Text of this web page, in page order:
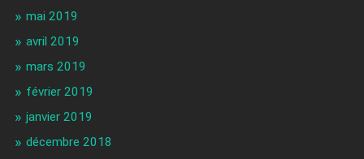
mai 2019
avril 2019
mars 2019
février 2019
janvier 2019
décembre 2018